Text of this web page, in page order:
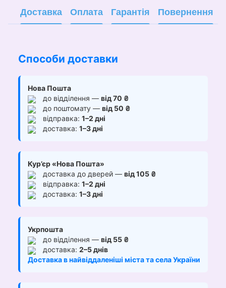
Доставка Оплата Гарантія Повернення
Способи доставки
Нова Пошта
до відділення — від 70 ₴
до поштомату — від 50 ₴
відправка: 1–2 дні
доставка: 1–3 дні
Кур’єр «Нова Пошта»
доставка до дверей — від 105 ₴
відправка: 1–2 дні
доставка: 1–3 дні
Укрпошта
до відділення — від 55 ₴
доставка: 2–5 днів
Доставка в найвіддаленіші міста та села України